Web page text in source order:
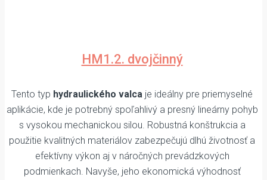
HM1.2. dvojčinný
Tento typ hydraulického valca je ideálny pre priemyselné
aplikácie, kde je potrebný spoľahlivý a presný lineárny pohyb
s vysokou mechanickou silou. Robustná konštrukcia a
použitie kvalitných materiálov zabezpečujú dlhú životnosť a
efektívny výkon aj v náročných prevádzkových
podmienkach. Navyše, jeho ekonomická výhodnosť